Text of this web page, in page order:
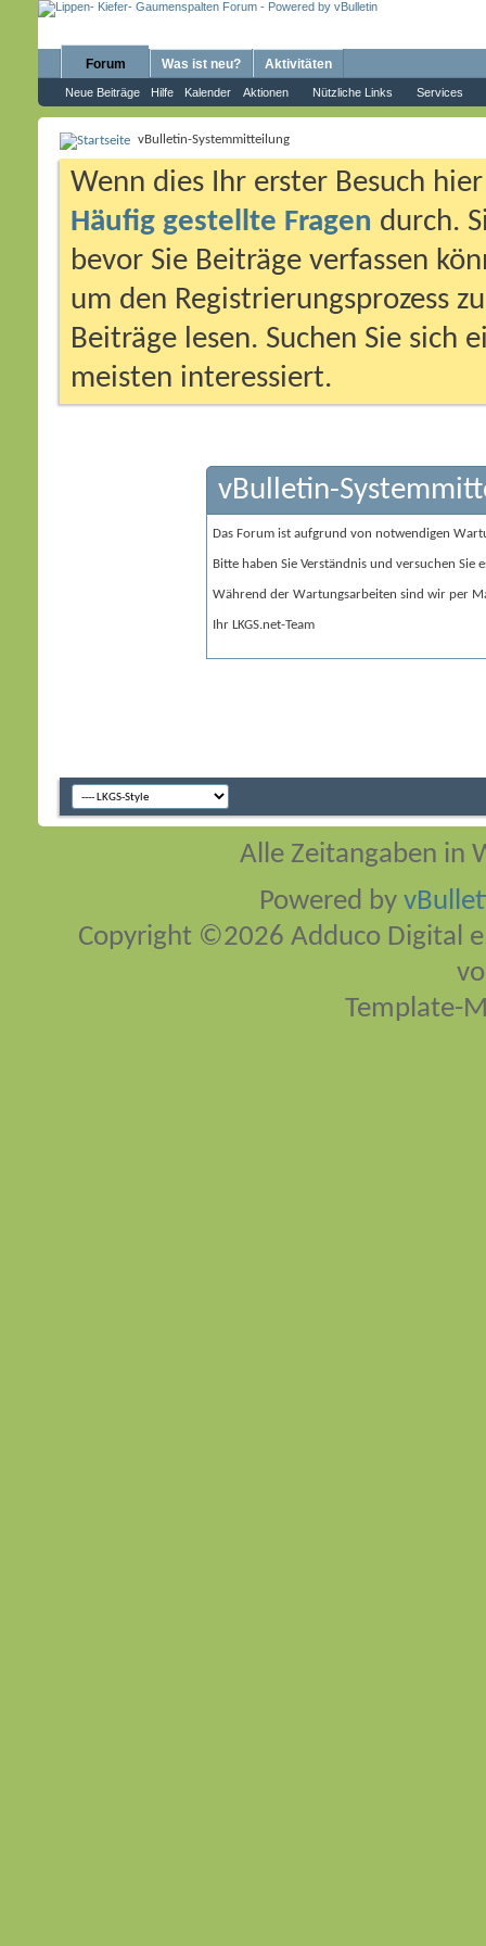
Forum
Neue Beiträge Hilfe Kalender Aktionen Nützliche Links Services
Was ist neu? Aktivitäten
vBulletin-Systemmitteilung
Wenn dies Ihr erster Besuch
Häufig gestellte Fragen durch.
bevor Sie Beiträge verfassen
um den Registrierungsprozess
Beiträge lesen. Suchen Sie sich
meisten interessiert.
vBulletin-
Das Forum ist aufgrund von notwendigen
Bitte haben Sie Verständnis und versuchen Sie
Während der Wartungsarbeiten sind wir per
Ihr LKGS.net-Team
Alle Zeitangaben in
Powered by
Copyright ©2026 Adduco Digital
Template-